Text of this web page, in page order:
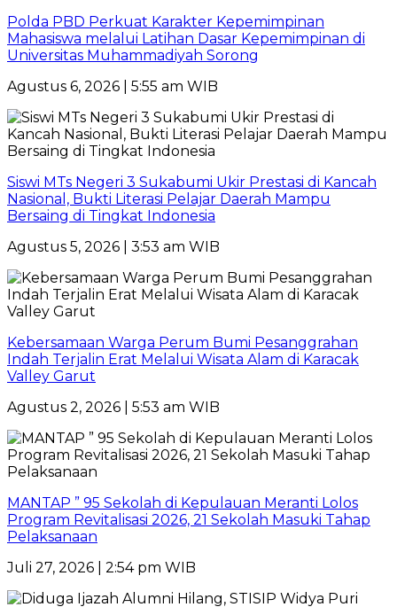
Polda PBD Perkuat Karakter Kepemimpinan
Mahasiswa melalui Latihan Dasar Kepemimpinan di
Universitas Muhammadiyah Sorong
Agustus 6, 2026 | 5:55 am WIB
Siswi MTs Negeri 3 Sukabumi Ukir Prestasi di Kancah
Nasional, Bukti Literasi Pelajar Daerah Mampu
Bersaing di Tingkat Indonesia
Agustus 5, 2026 | 3:53 am WIB
Kebersamaan Warga Perum Bumi Pesanggrahan
Indah Terjalin Erat Melalui Wisata Alam di Karacak
Valley Garut
Agustus 2, 2026 | 5:53 am WIB
MANTAP ” 95 Sekolah di Kepulauan Meranti Lolos
Program Revitalisasi 2026, 21 Sekolah Masuki Tahap
Pelaksanaan
Juli 27, 2026 | 2:54 pm WIB